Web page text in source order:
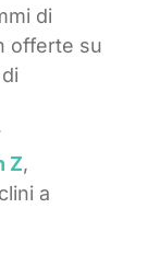
di
offerte su
Z,
a